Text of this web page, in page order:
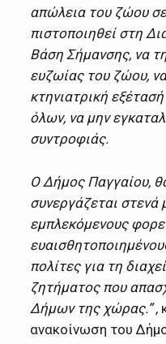
απώλεια του ζώου
πιστοποιηθεί στη
Βάση Σήμανσης, να
ευζωίας του ζώου,
κτηνιατρική
όλων, να μην
συντροφιάς.
Ο Δήμος Παγγαίου,
συνεργάζεται στενά
εμπλεκόμενους
πολίτες για τη
ζητήματος που
Δήμων της χώρας.” ,
ανακοίνωση του